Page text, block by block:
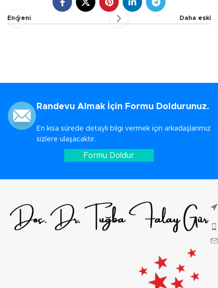
En yeni Daha eski
Randevu Almak İçin Formu Doldurunuz.
En kısa sürede detaylı bilgi vermek için arkadaşlarımız
sizlere ulaşacaktır.
Formu Doldur